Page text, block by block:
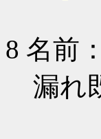
8 名前：
漏れ